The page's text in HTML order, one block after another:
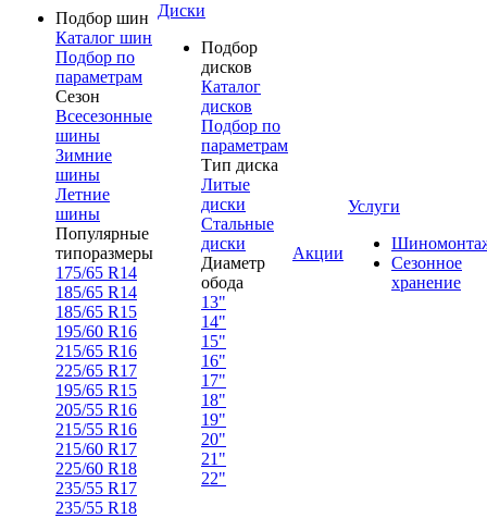
Подбор шин
Каталог шин
Подбор по
параметрам
Сезон
Всесезонные
шины
Зимние
шины
Летние
шины
Популярные
типоразмеры
175/65 R14
185/65 R14
185/65 R15
195/60 R16
215/65 R16
225/65 R17
195/65 R15
205/55 R16
215/55 R16
215/60 R17
225/60 R18
235/55 R17
235/55 R18
Диски
Подбор
дисков
Каталог
дисков
Подбор по
параметрам
Тип диска
Литые
диски
Стальные
диски
Диаметр
обода
13"
14"
15"
16"
17"
18"
19"
20"
21"
22"
Акции
Услуги
Сезонное
хранение